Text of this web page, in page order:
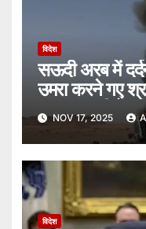
विदेश
सऊदी अरब में
उमरा करने गए
ज्यादा भारतीयों
NOV 17, 2025
विदेश